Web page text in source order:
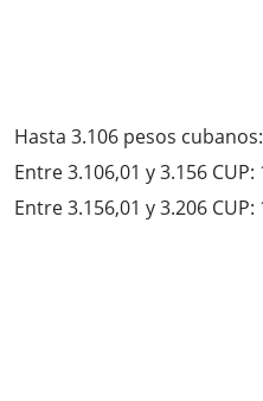
Hasta 3.106 pesos
Entre 3.106,01 y 3.156
Entre 3.156,01 y 3.206